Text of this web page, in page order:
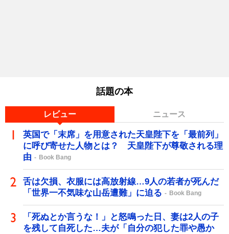
話題の本
レビュー ニュース
英国で「末席」を用意された天皇陛下を「最前列」
に呼び寄せた人物とは？ 天皇陛下が尊敬される理
由
Book Bang
舌は欠損、衣服には高放射線…9人の若者が死んだ
「世界一不気味な山岳遭難」に迫る
Book Bang
「死ぬとか言うな！」と怒鳴った日、妻は2人の子
を残して自死した…夫が「自分の犯した罪や愚か